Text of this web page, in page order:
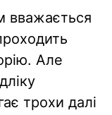
вважається
Але
трохи далі